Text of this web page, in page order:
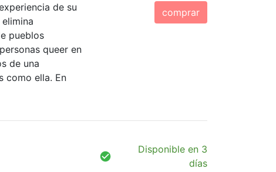
de su
pueblos
queer en
de una
como ella. En
comprar
Disponible en 3
días